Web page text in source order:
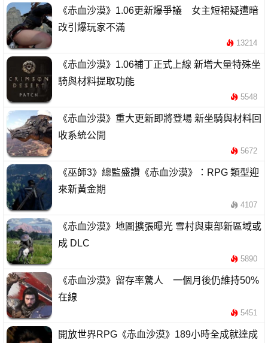
《赤血沙漠》1.06更新爆爭議 女主短裙疑遭暗
改引爆玩家不滿
13214
《赤血沙漠》1.06補丁正式上線 新增大量特殊坐
騎與材料提取功能
5548
《赤血沙漠》重大更新即將登場 新坐騎與材料回
收系統公開
5672
《巫師3》總監盛讚《赤血沙漠》：RPG 類型迎
來新黃金期
4107
《赤血沙漠》地圖擴張曝光 雪村與東部新區域或
成 DLC
5890
《赤血沙漠》留存率驚人 一個月後仍維持50%
在線
5451
開放世界RPG《赤血沙漠》189小時全成就達成